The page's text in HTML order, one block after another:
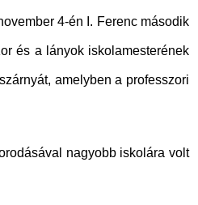
4-én I. Ferenc második
és a lányok iskolamesterének
amelyben a professzori
nagyobb iskolára volt